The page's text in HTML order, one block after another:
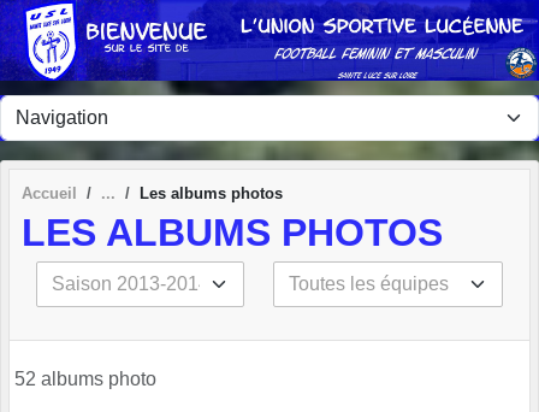
Accueil Les albums photos
LES ALBUMS PHOTOS
52 albums photo
Panneau de gestion des cookies